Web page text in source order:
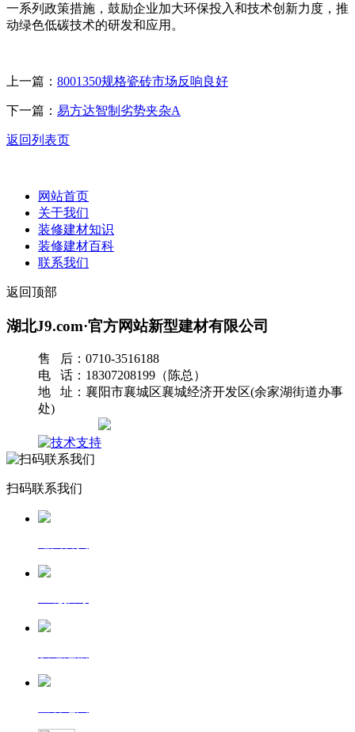
一系列政策措施，鼓励企业加大环保投入和技术创新力度，推
动绿色低碳技术的研发和应用。
上一篇： 8001350规格瓷砖市场反响良好
下一篇： 易方达智制劣势夹杂A
返回列表页
网站首页
关于我们
装修建材知识
装修建材百科
联系我们
返回顶部
湖北J9.com·官方网站新型建材有限公司
售 后：0710-3516188
电 话：18307208199（陈总）
地 址：襄阳市襄城区襄城经济开发区(余家湖街道办事
处)
扫码联系我们